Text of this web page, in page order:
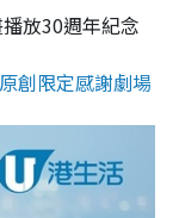
放30週年紀念
創限定感謝劇場